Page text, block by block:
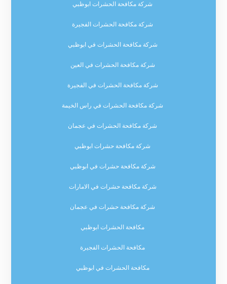
شركة مكافحة الحشرات ابوظبي
شركة مكافحة الحشرات الفجيرة
شركة مكافحة الحشرات في ابوظبي
شركة مكافحة الحشرات في العين
شركة مكافحة الحشرات في الفجيرة
شركة مكافحة الحشرات في راس الخيمة
شركة مكافحة الحشرات في عجمان
شركة مكافحة حشرات ابوظبي
شركة مكافحة حشرات في ابوظبي
شركة مكافحة حشرات في الامارات
شركة مكافحة حشرات في عجمان
مكافحة الحشرات ابوظبي
مكافحة الحشرات الفجيرة
مكافحة الحشرات في ابوظبي